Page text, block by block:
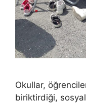
Okullar,
biriktirdiği,